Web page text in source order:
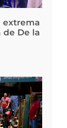
extrema
De la